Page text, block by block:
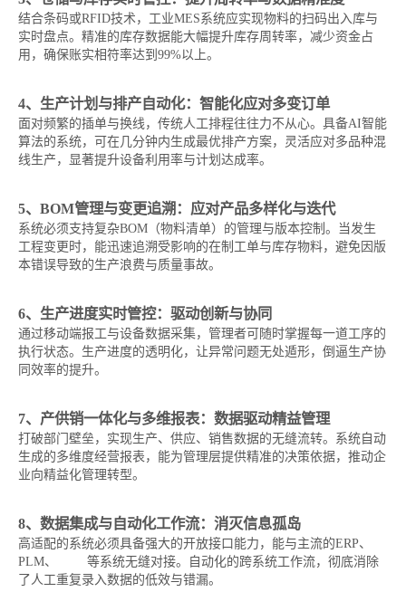
结合条码或RFID技术，工业MES系统应实现物料的扫码出入库与
实时盘点。精准的库存数据能大幅提升库存周转率，减少资金占
用，确保账实相符率达到99%以上。
4、生产计划与排产自动化：智能化应对多变订单
面对频繁的插单与换线，传统人工排程往往力不从心。具备AI智能
算法的系统，可在几分钟内生成最优排产方案，灵活应对多品种混
线生产，显著提升设备利用率与计划达成率。
5、BOM管理与变更追溯：应对产品多样化与迭代
系统必须支持复杂BOM（物料清单）的管理与版本控制。当发生
工程变更时，能迅速追溯受影响的在制工单与库存物料，避免因版
本错误导致的生产浪费与质量事故。
6、生产进度实时管控：驱动创新与协同
通过移动端报工与设备数据采集，管理者可随时掌握每一道工序的
执行状态。生产进度的透明化，让异常问题无处遁形，倒逼生产协
同效率的提升。
7、产供销一体化与多维报表：数据驱动精益管理
打破部门壁垒，实现生产、供应、销售数据的无缝流转。系统自动
生成的多维度经营报表，能为管理层提供精准的决策依据，推动企
业向精益化管理转型。
8、数据集成与自动化工作流：消灭信息孤岛
高适配的系统必须具备强大的开放接口能力，能与主流的ERP、
PLM、
等系统无缝对接。自动化的跨系统工作流，彻底消除
了人工重复录入数据的低效与错漏。